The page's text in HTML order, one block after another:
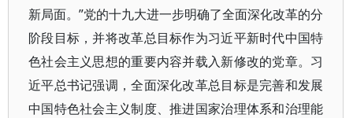
新局面。”党的十九大进一步明确了全面深化改革的分
阶段目标，并将改革总目标作为习近平新时代中国特
色社会主义思想的重要内容并载入新修改的党章。习
近平总书记强调，全面深化改革总目标是完善和发展
中国特色社会主义制度、推进国家治理体系和治理能